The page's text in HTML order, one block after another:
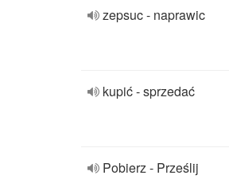
zepsuc - naprawic
kupić - sprzedać
Pobierz - Prześlij